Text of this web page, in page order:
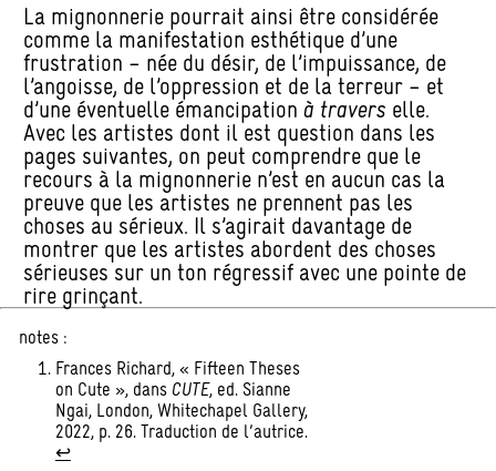
La mignonnerie pourrait ainsi être considérée
comme la manifestation esthétique d’une
frustration – née du désir, de l’impuissance, de
l’angoisse, de l’oppression et de la terreur – et
d’une éventuelle émancipation à travers elle.
Avec les artistes dont il est question dans les
pages suivantes, on peut comprendre que le
recours à la mignonnerie n’est en aucun cas la
preuve que les artistes ne prennent pas les
choses au sérieux. Il s’agirait davantage de
montrer que les artistes abordent des choses
sérieuses sur un ton régressif avec une pointe de
rire grinçant.
notes :
Frances Richard, « Fifteen Theses
on Cute », dans CUTE, ed. Sianne
Ngai, London, Whitechapel Gallery,
2022, p. 26. Traduction de l’autrice.
↩︎